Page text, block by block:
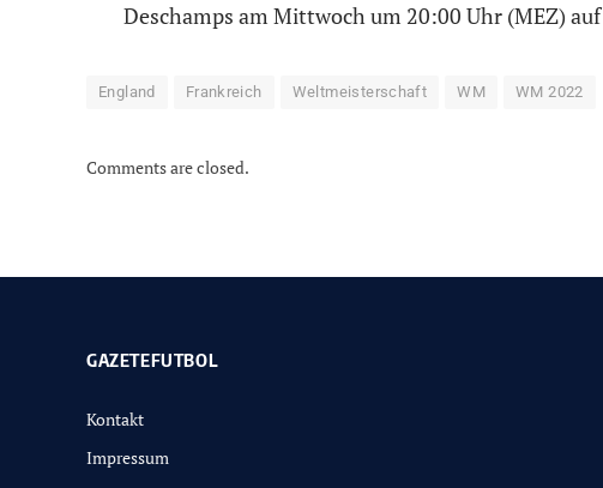
Deschamps am Mittwoch um 20:00 Uhr (MEZ)
England Frankreich Weltmeisterschaft WM WM 2022
Comments are closed.
GAZETEFUTBOL
Kontakt
Impressum